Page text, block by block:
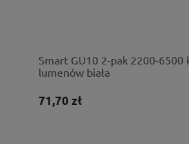
Smart GU10 2-pak 2200-6500
lumenów biała
71,70 zł